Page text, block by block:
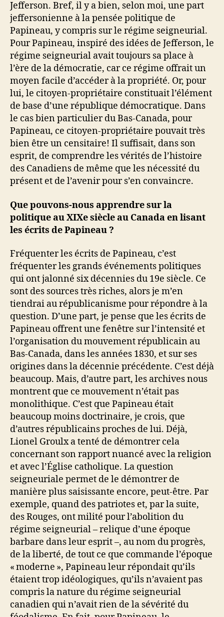
Jefferson. Bref, il y a bien, selon moi, une part
jeffersonienne à la pensée politique de
Papineau, y compris sur le régime seigneurial.
Pour Papineau, inspiré des idées de Jefferson, le
régime seigneurial avait toujours sa place à
l’ère de la démocratie, car ce régime offrait un
moyen facile d’accéder à la propriété. Or, pour
lui, le citoyen-propriétaire constituait l’élément
de base d’une république démocratique. Dans
le cas bien particulier du Bas-Canada, pour
Papineau, ce citoyen-propriétaire pouvait très
bien être un censitaire! Il suffisait, dans son
esprit, de comprendre les vérités de l’histoire
des Canadiens de même que les nécessité du
présent et de l’avenir pour s’en convaincre.
Que pouvons-nous apprendre sur la
politique au XIXe siècle au Canada en lisant
les écrits de Papineau ?
Fréquenter les écrits de Papineau, c’est
fréquenter les grands événements politiques
qui ont jalonné six décennies du 19e siècle. Ce
sont des sources très riches, alors je m’en
tiendrai au républicanisme pour répondre à la
question. D’une part, je pense que les écrits de
Papineau offrent une fenêtre sur l’intensité et
l’organisation du mouvement républicain au
Bas-Canada, dans les années 1830, et sur ses
origines dans la décennie précédente. C’est déjà
beaucoup. Mais, d’autre part, les archives nous
montrent que ce mouvement n’était pas
monolithique. C’est que Papineau était
beaucoup moins doctrinaire, je crois, que
d’autres républicains proches de lui. Déjà,
Lionel Groulx a tenté de démontrer cela
concernant son rapport nuancé avec la religion
et avec l’Église catholique. La question
seigneuriale permet de le démontrer de
manière plus saisissante encore, peut-être. Par
exemple, quand des patriotes et, par la suite,
des Rouges, ont milité pour l’abolition du
régime seigneurial – relique d’une époque
barbare dans leur esprit –, au nom du progrès,
de la liberté, de tout ce que commande l’époque
« moderne », Papineau leur répondait qu’ils
étaient trop idéologiques, qu’ils n’avaient pas
compris la nature du régime seigneurial
canadien qui n’avait rien de la sévérité du